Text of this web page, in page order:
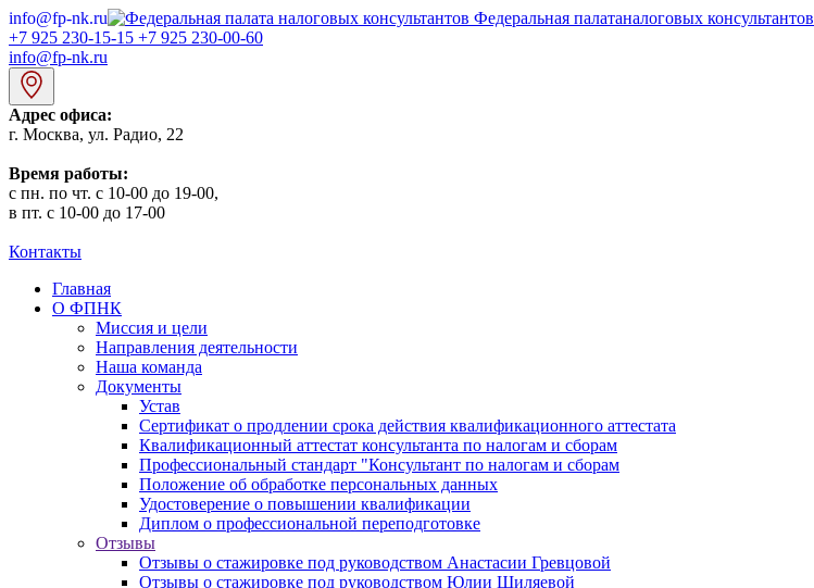
info@fp-nk.ru Федеральная палатаналоговых консультантов
+7 925 230-15-15 +7 925 230-00-60
info@fp-nk.ru
Адрес офиса:
г. Москва, ул. Радио, 22
Время работы:
с пн. по чт. с 10-00 до 19-00,
в пт. с 10-00 до 17-00
Контакты
Главная
О ФПНК
Миссия и цели
Направления деятельности
Наша команда
Документы
Устав
Сертификат о продлении срока действия квалификационного аттестата
Квалификационный аттестат консультанта по налогам и сборам
Профессиональный стандарт "Консультант по налогам и сборам
Положение об обработке персональных данных
Удостоверение о повышении квалификации
Диплом о профессиональной переподготовке
Отзывы
Отзывы о стажировке под руководством Анастасии Гревцовой
Отзывы о стажировке под руководством Юлии Шиляевой